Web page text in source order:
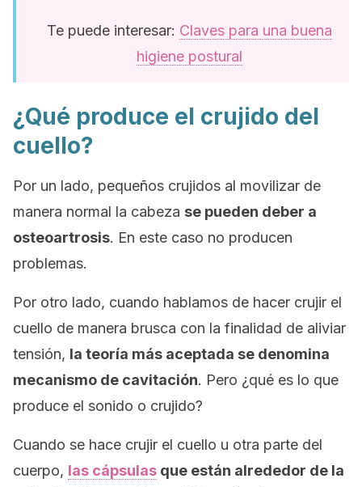
Te puede interesar: Claves para una buena
higiene postural
¿Qué produce el crujido del
cuello?
Por un lado, pequeños crujidos al movilizar de
manera normal la cabeza se pueden deber a
osteoartrosis. En este caso no producen
problemas.
Por otro lado, cuando hablamos de hacer crujir el
cuello de manera brusca con la finalidad de aliviar
tensión, la teoría más aceptada se denomina
mecanismo de cavitación. Pero ¿qué es lo que
produce el sonido o crujido?
Cuando se hace crujir el cuello u otra parte del
cuerpo, las cápsulas que están alrededor de la